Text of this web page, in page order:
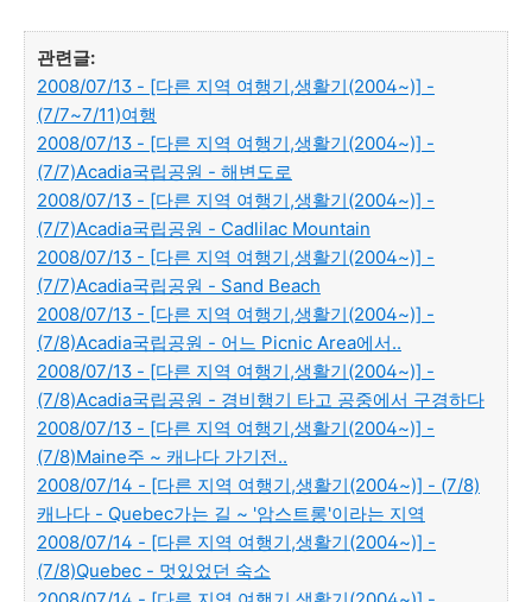
관련글:
2008/07/13 - [다른 지역 여행기,생활기(2004~)] -
(7/7~7/11)여행
2008/07/13 - [다른 지역 여행기,생활기(2004~)] -
(7/7)Acadia국립공원 - 해변도로
2008/07/13 - [다른 지역 여행기,생활기(2004~)] -
(7/7)Acadia국립공원 - Cadlilac Mountain
2008/07/13 - [다른 지역 여행기,생활기(2004~)] -
(7/7)Acadia국립공원 - Sand Beach
2008/07/13 - [다른 지역 여행기,생활기(2004~)] -
(7/8)Acadia국립공원 - 어느 Picnic Area에서..
2008/07/13 - [다른 지역 여행기,생활기(2004~)] -
(7/8)Acadia국립공원 - 경비행기 타고 공중에서 구경하다
2008/07/13 - [다른 지역 여행기,생활기(2004~)] -
(7/8)Maine주 ~ 캐나다 가기전..
2008/07/14 - [다른 지역 여행기,생활기(2004~)] - (7/8)
캐나다 - Quebec가는 길 ~ '암스트롱'이라는 지역
2008/07/14 - [다른 지역 여행기,생활기(2004~)] -
(7/8)Quebec - 멋있었던 숙소